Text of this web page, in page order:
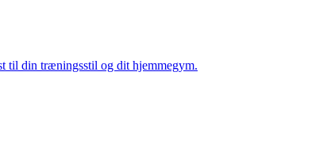
til din træningsstil og dit hjemmegym.